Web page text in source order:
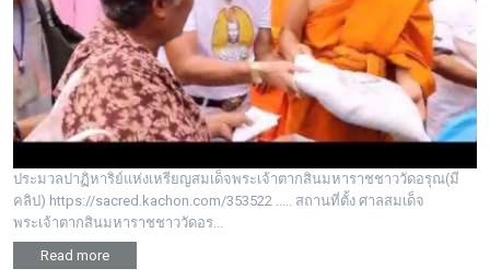
ประมวลปาฏิหาริย์แห่งเหรียญสมเด็จพระเจ้าตากสินมหาราชชาววัดอรุณ(มี
คลิป) https://sacred.kachon.com/353522 ..... สถานที่ตั้ง ศาลสมเด็จ
พระเจ้าตากสินมหาราชชาววัดอร...
Read more